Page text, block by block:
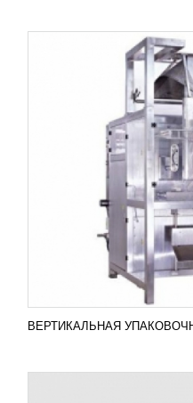
ВЕРТИКАЛЬНАЯ
ВЕРТИКАЛЬНАЯ
HSD-510
УЗНАТЬ ЦЕНУ
Для производства
сыпучих товаров как
кондитерские изделия,
непродовольственные...
ПОДРОБНЕЕ